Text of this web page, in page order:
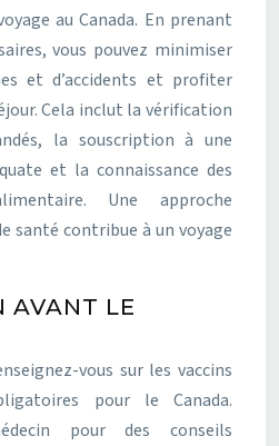
au Canada. En prenant
vous pouvez minimiser
et d’accidents et profiter
Cela inclut la vérification
la souscription à une
et la connaissance des
Une approche
santé contribue à un voyage
AVANT LE
vous sur les vaccins
pour le Canada.
pour des conseils